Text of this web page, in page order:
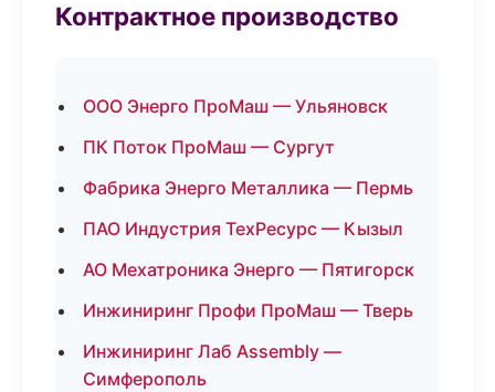
Контрактное производство
ООО Энерго ПроМаш — Ульяновск
ПК Поток ПроМаш — Сургут
Фабрика Энерго Металлика — Пермь
ПАО Индустрия ТехРесурс — Кызыл
АО Мехатроника Энерго — Пятигорск
Инжиниринг Профи ПроМаш — Тверь
Инжиниринг Лаб Assembly —
Симферополь